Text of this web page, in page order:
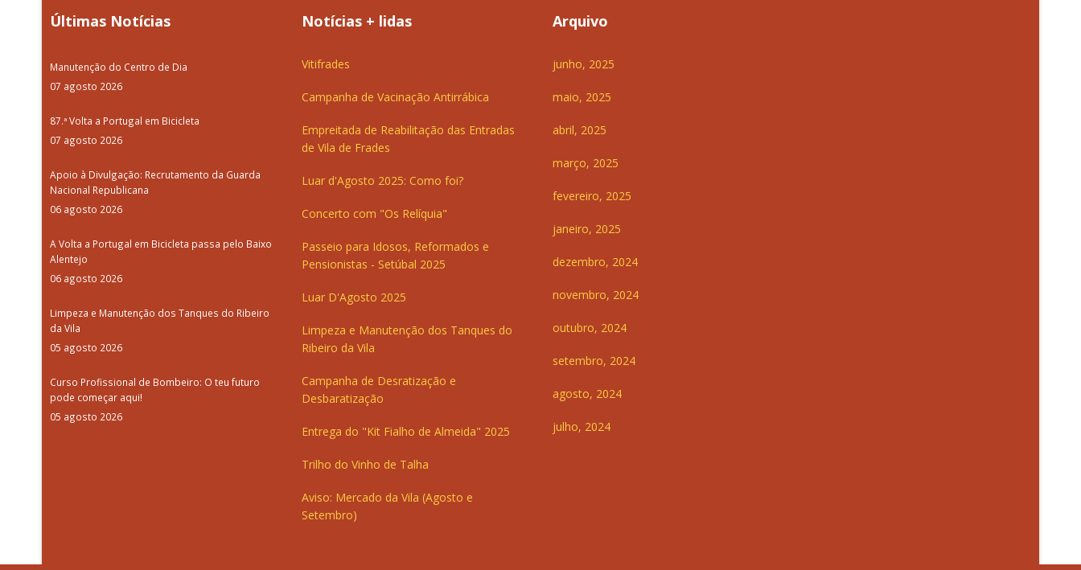
Últimas Notícias
Manutenção do Centro de Dia
07 agosto 2026
87.ª Volta a Portugal em Bicicleta
07 agosto 2026
Apoio à Divulgação: Recrutamento da Guarda
Nacional Republicana
06 agosto 2026
A Volta a Portugal em Bicicleta passa pelo Baixo
Alentejo
06 agosto 2026
Limpeza e Manutenção dos Tanques do Ribeiro
da Vila
05 agosto 2026
Curso Profissional de Bombeiro: O teu futuro
pode começar aqui!
05 agosto 2026
Notícias + lidas
Vitifrades
Campanha de Vacinação Antirrábica
Empreitada de Reabilitação das Entradas
de Vila de Frades
Luar d'Agosto 2025: Como foi?
Concerto com "Os Relíquia"
Passeio para Idosos, Reformados e
Pensionistas - Setúbal 2025
Luar D'Agosto 2025
Limpeza e Manutenção dos Tanques do
Ribeiro da Vila
Campanha de Desratização e
Desbaratização
Entrega do "Kit Fialho de Almeida" 2025
Trilho do Vinho de Talha
Aviso: Mercado da Vila (Agosto e
Setembro)
Arquivo
junho, 2025
maio, 2025
abril, 2025
março, 2025
fevereiro, 2025
janeiro, 2025
dezembro, 2024
novembro, 2024
outubro, 2024
setembro, 2024
agosto, 2024
julho, 2024